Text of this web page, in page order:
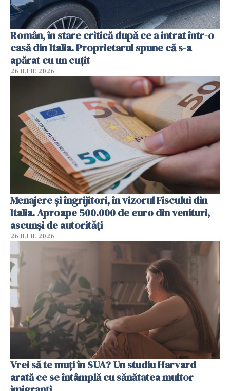
Român, în stare critică după ce a intrat într-o
casă din Italia. Proprietarul spune că s-a
apărat cu un cuțit
26 IULIE 2026
Menajere și îngrijitori, în vizorul Fiscului din
Italia. Aproape 500.000 de euro din venituri,
ascunși de autorități
26 IULIE 2026
Vrei să te muți în SUA? Un studiu Harvard
arată ce se întâmplă cu sănătatea multor